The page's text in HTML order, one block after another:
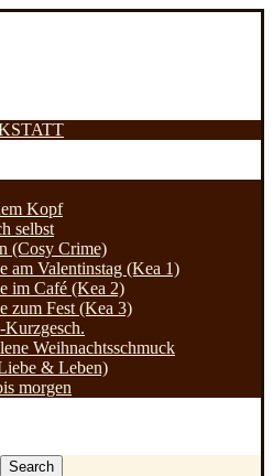
Kopf
selbst
(Cosy Crime)
am Valentinstag (Kea 1)
im Café (Kea 2)
zum Fest (Kea 3)
Weihnachtsschmuck
& Leben)
morgen
Search